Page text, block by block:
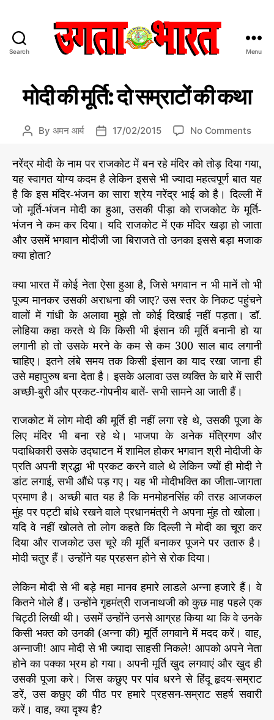
Search
ता
भा
त
हिं
दी
स
मा
चा
र
प
Menu
r
i
e
s
मोदी की मूर्ति: दो सम्राटों की कथा
P
s
t
a
u
t
h
o
r
By अमन आर्य
P
s
t
d
a
t
e
17/02/2015 No Commentso
दी
की
मू
र्ति
:
दो
टों
की
क
था
नरेंद्र मोदी के नाम पर राजकोट में बन रहे मंदिर को तोड़ दिया गया,
यह स्वागत योग्य कदम है लेकिन इससे भी ज्यादा महत्वपूर्ण बात यह
है कि इस मंदिर-भंजन का सारा श्रेय नरेंद्र भाई को है। दिल्ली में
जो मूर्ति-भंजन मोदी का हुआ, उसकी पीड़ा को राजकोट के मूर्ति-
भंजन ने कम कर दिया। यदि राजकोट में एक मंदिर खड़ा हो जाता
और उसमें भगवान मोदीजी जा बिराजते तो उनका इससे बड़ा मजाक
क्या होता?
क्या भारत में कोई नेता ऐसा हुआ है, जिसे भगवान न भी मानें तो भी
पूज्य मानकर उसकी अराधना की जाए? उस स्तर के निकट पहुंचने
वालों में गांधी के अलावा मुझे तो कोई दिखाई नहीं पड़ता। डॉ.
लोहिया कहा करते थे कि किसी भी इंसान की मूर्ति बनानी हो या
लगानी हो तो उसके मरने के कम से कम 300 साल बाद लगानी
चाहिए। इतने लंबे समय तक किसी इंसान का याद रखा जाना ही
उसे महापुरुष बना देता है। इसके अलावा उस व्यक्ति के बारे में सारी
अच्छी-बुरी और प्रकट-गोपनीय बातें- सभी सामने आ जाती हैं।
राजकोट में लोग मोदी की मूर्ति ही नहीं लगा रहे थे, उसकी पूजा के
लिए मंदिर भी बना रहे थे। भाजपा के अनेक मंत्रिगण और
पदाधिकारी उसके उद्घाटन में शामिल होकर भगवान श्री मोदीजी के
प्रति अपनी श्रद्धा भी प्रकट करने वाले थे लेकिन ज्यों ही मोदी ने
डांट लगाई, सभी औंधे पड़ गए। यह भी मोदीभक्ति का जीता-जागता
प्रमाण है। अच्छी बात यह है कि मनमोहनसिंह की तरह आजकल
मुंह पर पट्टी बांधे रखने वाले प्रधानमंत्री ने अपना मुंह तो खोला।
यदि वे नहीं खोलते तो लोग कहते कि दिल्ली ने मोदी का चूरा कर
दिया और राजकोट उस चूरे की मूर्ति बनाकर पूजने पर उतारु है।
मोदी चतुर हैं। उन्होंने यह प्रहसन होने से रोक दिया।
लेकिन मोदी से भी बड़े महा मानव हमारे लाडले अन्ना हजारे हैं। वे
कितने भोले हैं। उन्होंने गृहमंत्री राजनाथजी को कुछ माह पहले एक
चिट्ठी लिखी थी। उसमें उन्होंने उनसे आग्रह किया था कि वे उनके
किसी भक्त को उनकी (अन्ना की) मूर्ति लगवाने में मदद करें। वाह,
अन्नाजी! आप मोदी से भी ज्यादा साहसी निकले! आपको अपने नेता
होने का पक्का भ्रम हो गया। अपनी मूर्ति खुद लगवाएं और खुद ही
उसकी पूजा करे। जिस कछुए पर पांव धरने से हिंदू हृदय-सम्राट
डरें, उस कछुए की पीठ पर हमारे प्रहसन-सम्राट सहर्ष सवारी
करें। वाह, क्या दृश्य है?